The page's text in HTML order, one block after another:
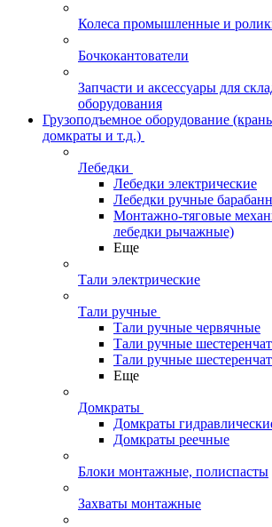
Колеса промышленные и
Бочкокантователи
Запчасти и аксессуары для
оборудования
Грузоподъемное оборудование
домкраты и т.д.)
Лебедки
Лебедки электрические
Лебедки ручные
Монтажно-тяговые
лебедки рычажные)
Еще
Тали электрические
Тали ручные
Тали ручные червячные
Тали ручные
Тали ручные
Еще
Домкраты
Домкраты
Домкраты реечные
Блоки монтажные, полиспасты
Захваты монтажные